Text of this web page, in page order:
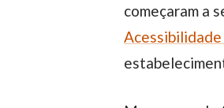
começaram a